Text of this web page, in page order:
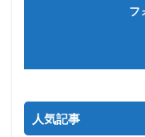
フ
人気記事